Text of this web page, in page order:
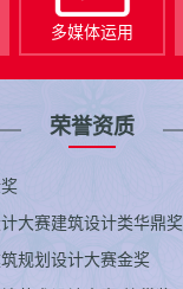
多媒体运用
荣誉资质
大赛建筑设计类华鼎奖
规划设计大赛金奖